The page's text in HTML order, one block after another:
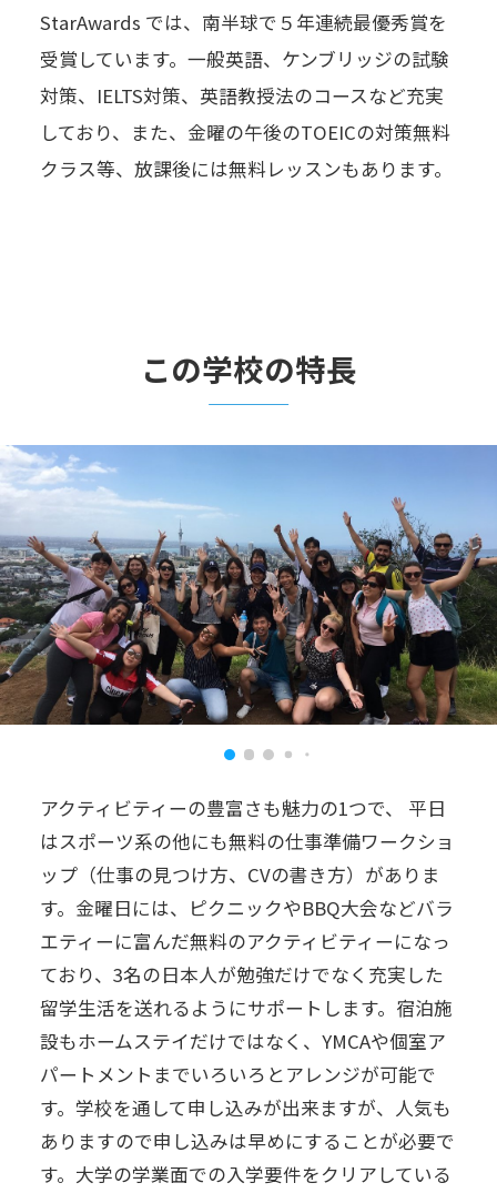
StarAwards では、南半球で５年連続最優秀賞を
受賞しています。一般英語、ケンブリッジの試験
対策、IELTS対策、英語教授法のコースなど充実
しており、また、金曜の午後のTOEICの対策無料
クラス等、放課後には無料レッスンもあります。
この学校の特長
アクティビティーの豊富さも魅力の1つで、 平日
はスポーツ系の他にも無料の仕事準備ワークショ
ップ（仕事の見つけ方、CVの書き方）がありま
す。金曜日には、ピクニックやBBQ大会などバラ
エティーに富んだ無料のアクティビティーになっ
ており、3名の日本人が勉強だけでなく充実した
留学生活を送れるようにサポートします。宿泊施
設もホームステイだけではなく、YMCAや個室ア
パートメントまでいろいろとアレンジが可能で
す。学校を通して申し込みが出来ますが、人気も
ありますので申し込みは早めにすることが必要で
す。大学の学業面での入学要件をクリアしている